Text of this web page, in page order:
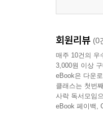
회원리뷰 (0
매주 10건의 우
3,000원 이상
eBook은 다운
클래스는 첫번
사락 독서모임
eBook 페이백,